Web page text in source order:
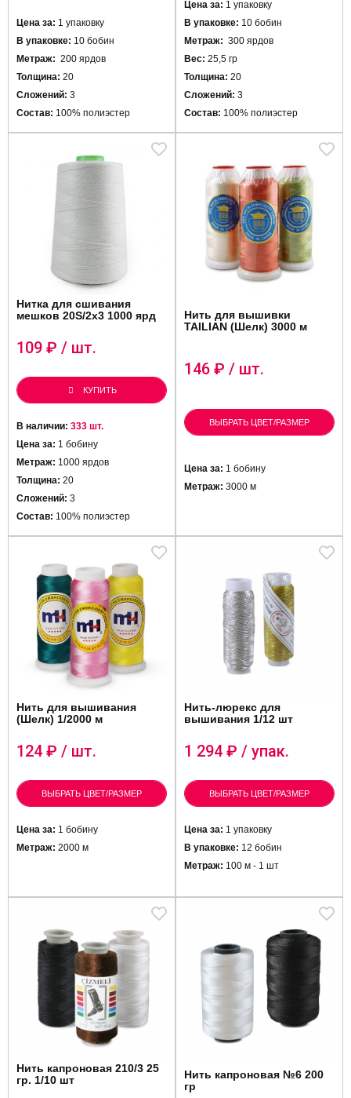
Цена за: 1 упаковку
В упаковке: 10 бобин
Метраж: 200 ярдов
Толщина: 20
Сложений: 3
Состав: 100% полиэстер
Цена за: 1 упаковку
В упаковке: 10 бобин
Метраж: 300 ярдов
Вес: 25,5 гр
Толщина: 20
Сложений: 3
Состав: 100% полиэстер
Нитка для сшивания
мешков 20S/2х3 1000 ярд
109 ₽ / шт.
КУПИТЬ
В наличии: 333 шт.
Цена за: 1 бобину
Метраж: 1000 ярдов
Толщина: 20
Сложений: 3
Состав: 100% полиэстер
Нить для вышивки
TAILIAN (Шелк) 3000 м
146 ₽ / шт.
ВЫБРАТЬ ЦВЕТ/РАЗМЕР
Цена за: 1 бобину
Метраж: 3000 м
Нить для вышивания
(Шелк) 1/2000 м
124 ₽ / шт.
ВЫБРАТЬ ЦВЕТ/РАЗМЕР
Цена за: 1 бобину
Метраж: 2000 м
Нить-люрекс для
вышивания 1/12 шт
1 294 ₽ / упак.
ВЫБРАТЬ ЦВЕТ/РАЗМЕР
Цена за: 1 упаковку
В упаковке: 12 бобин
Метраж: 100 м - 1 шт
Нить капроновая 210/3 25
гр. 1/10 шт
Нить капроновая №6 200
гр